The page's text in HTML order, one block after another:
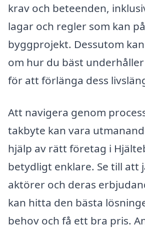
krav och beteenden,
lagar och regler som kan
byggprojekt. Dessutom
om hur du bäst
för att förlänga dess
Att navigera genom
takbyte kan vara
hjälp av rätt företag i
betydligt enklare. Se till att
aktörer och deras
kan hitta den bästa
behov och få ett bra pris.